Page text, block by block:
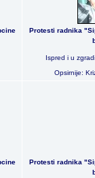
Protesti radnika
Ispred i u
Opsirnije:
Protesti radnika